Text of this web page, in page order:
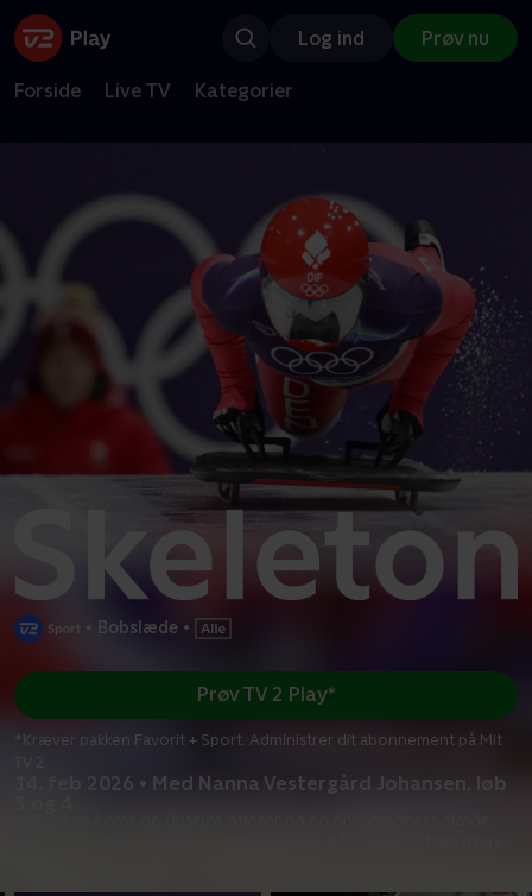
Log ind Prøv nu
Forside Live TV Kategorier
• Bobslæde •
14. feb 2026 • Med Nanna Vestergård Johansen, løb
Prøv TV 2 Play*
*Kræver pakken Favorit + Sport. Administrer dit abonnement på Mit